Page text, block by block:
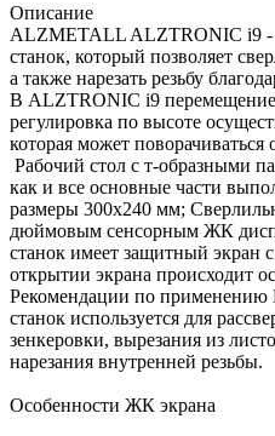
Описание
ALZMETALL ALZTRONIC i9 -
станок, который позволяет
а также нарезать резьбу
В ALZTRONIC i9 перемещение
регулировка по высоте
которая может
Рабочий стол с т-образными
как и все основные части
размеры 300x240 мм;
дюймовым сенсорным ЖК
станок имеет защитный экран
открытии экрана происходит
Рекомендации по применению
станок используется для
зенкеровки, вырезания из
нарезания внутренней резьбы.
Особенности ЖК экрана